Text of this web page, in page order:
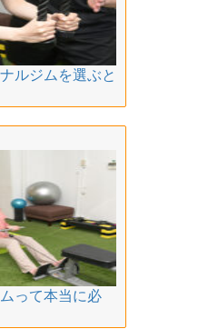
ルジムを選ぶと
って本当に必